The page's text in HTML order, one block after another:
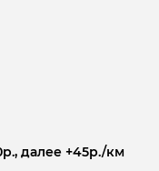
далее +45р./км